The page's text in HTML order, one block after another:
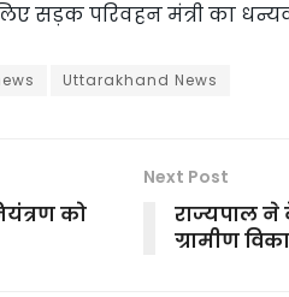
सड़क परिवहन मंत्री का
Uttarakhand News
को
Next Post
राज्यपाल ने
ग्रामीण